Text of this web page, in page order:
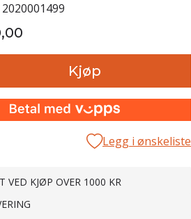
2020001499
Kjøp
Legg i ønskeliste
VED KJØP OVER 1000 KR